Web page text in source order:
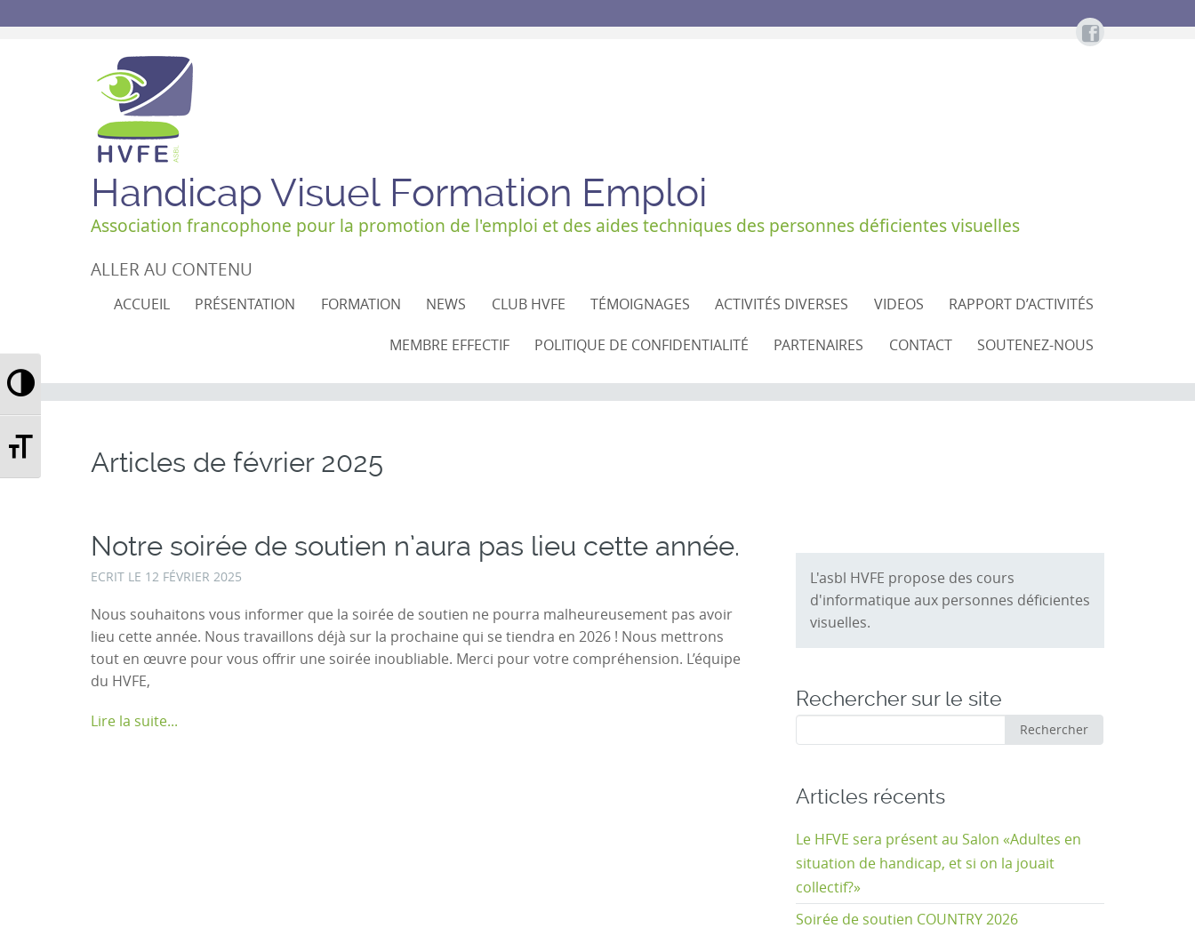
Passer en contraste élevé
Changer la taille de la police
Handicap Visuel Formation Emploi
Association francophone pour la promotion de l'emploi et des aides techniques des personnes déficientes visuelles
ALLER AU CONTENU
ACCUEIL PRÉSENTATION FORMATION NEWS CLUB HVFE TÉMOIGNAGES ACTIVITÉS DIVERSES VIDEOS RAPPORT D’ACTIVITÉS
MEMBRE EFFECTIF POLITIQUE DE CONFIDENTIALITÉ PARTENAIRES CONTACT SOUTENEZ-NOUS
Articles de février 2025
Notre soirée de soutien n’aura pas lieu cette année.
ECRIT LE 12 FÉVRIER 2025
Nous souhaitons vous informer que la soirée de soutien ne pourra malheureusement pas avoir
lieu cette année. Nous travaillons déjà sur la prochaine qui se tiendra en 2026 ! Nous mettrons
tout en œuvre pour vous offrir une soirée inoubliable. Merci pour votre compréhension. L’équipe
du HVFE,
Lire la suite...
L'asbl HVFE propose des cours
d'informatique aux personnes déficientes
visuelles.
Rechercher sur le site
:
Rechercher
Articles récents
Le HFVE sera présent au Salon «Adultes en
situation de handicap, et si on la jouait
collectif?»
Soirée de soutien COUNTRY 2026